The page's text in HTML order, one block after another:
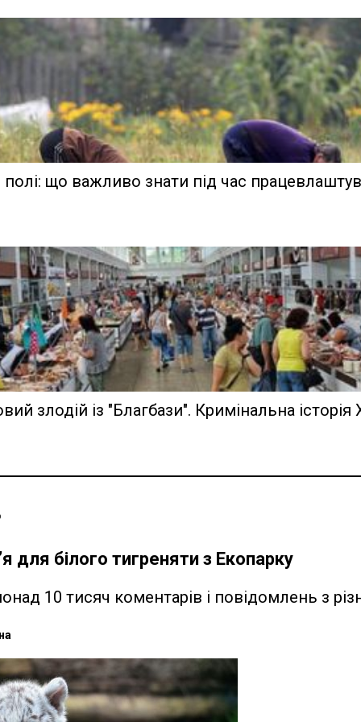
полі: що важливо знати під час
злодій із "Благбази". Кримінальна історія
для білого тигреняти з Екопарку
10 тисяч коментарів і повідомлень з